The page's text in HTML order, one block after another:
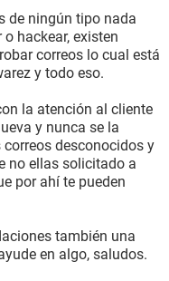
de ningún tipo nada
hackear, existen
correos lo cual está
y todo eso.
la atención al cliente
y nunca se la
desconocidos y
no ellas solicitado a
por ahí te pueden
también una
en algo, saludos.